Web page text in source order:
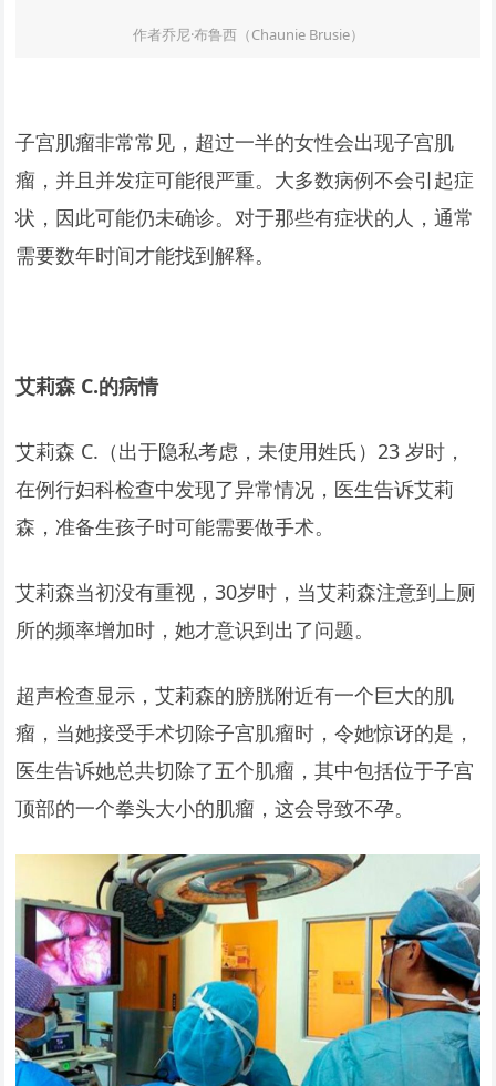
作者乔尼·布鲁西（Chaunie Brusie）
子宫肌瘤非常常见，超过一半的女性会出现子宫肌
瘤，并且并发症可能很严重。大多数病例不会引起症
状，因此可能仍未确诊。对于那些有症状的人，通常
需要数年时间才能找到解释。
艾莉森 C.的病情
艾莉森 C.（出于隐私考虑，未使用姓氏）23 岁时，
在例行妇科检查中发现了异常情况，医生告诉艾莉
森，准备生孩子时可能需要做手术。
艾莉森当初没有重视，30岁时，当艾莉森注意到上厕
所的频率增加时，她才意识到出了问题。
超声检查显示，艾莉森的膀胱附近有一个巨大的肌
瘤，当她接受手术切除子宫肌瘤时，令她惊讶的是，
医生告诉她总共切除了五个肌瘤，其中包括位于子宫
顶部的一个拳头大小的肌瘤，这会导致不孕。